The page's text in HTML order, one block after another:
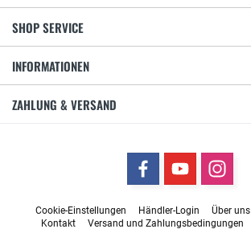
SHOP SERVICE
INFORMATIONEN
ZAHLUNG & VERSAND
Cookie-Einstellungen Händler-Login Über uns
Kontakt
Versand und Zahlungsbedingungen